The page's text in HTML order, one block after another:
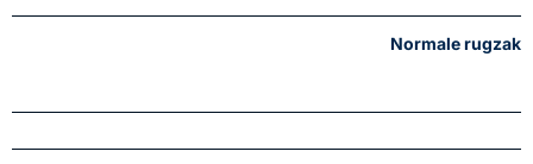
Normale rugzak